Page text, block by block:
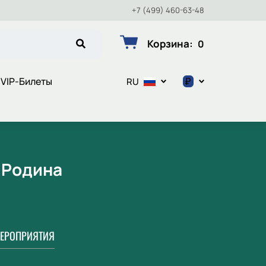
+7 (499) 460-63-48
Корзина: 0
VIP-Билеты RU ₽